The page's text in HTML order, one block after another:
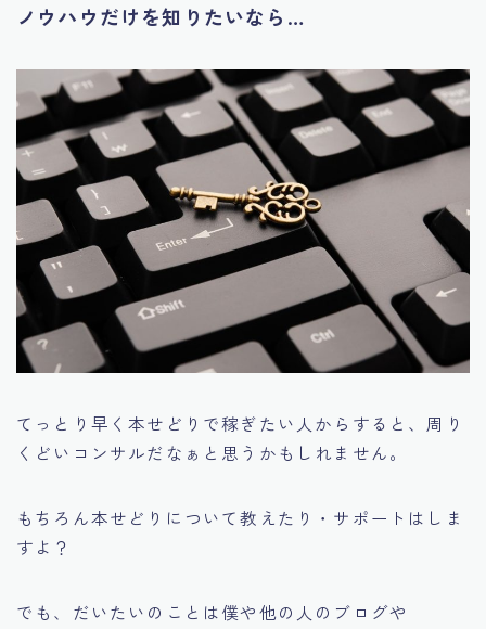
ノウハウだけを知りたいなら…
てっとり早く本せどりで稼ぎたい人からすると、周り
くどいコンサルだなぁと思うかもしれません。
もちろん本せどりについて教えたり・サポートはしま
すよ？
でも、だいたいのことは僕や他の人のブログや